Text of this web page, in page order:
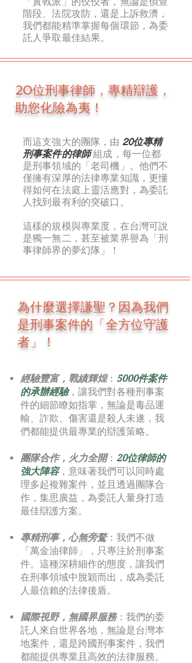
階段、法院攻防，還是上訴救濟，
我們都能精準掌握每個環節，為委
託人爭取最佳結果。
20位刑事律師，專精辯護，
助您化險為夷！
而這支強大的團隊，由 20位專精
刑事案件的律師組成，每一位都
是刑事領域的「老司機」。他們不
僅擁有深厚的法律專業知識，更懂
得如何在法庭上靈活應對，為委託
人找到最有利的突破口。
這樣的規模與專業度，在台灣可說
是獨一無二，甚至被業界譽為「刑
事律師界的夢幻隊」！
為什麼選擇謙聖？因為我們
是刑事案件的「全方位守護
者」！
經驗豐富，戰績輝煌： 5000件案件
的承辦經驗，讓我們對各種刑事案
件的細節瞭如指掌，無論是毒品運
輸、詐欺、傷害還是殺人未遂，我
們都能提供最專業的辯護策略。
團隊合作，火力全開： 20位律師的
強大陣容，意味著我們可以同時處
理多起複雜案件，並且透過團隊合
作，集思廣益，為委託人量身打造
最佳辯護方案。
專精刑事，心無旁騖：我們不做
「萬金油律師」，只專注於刑事案
件。這種深耕細作的態度，讓我們
在刑事領域中脫穎而出，成為委託
人最信賴的法律後盾。
國際視野，無國界服務：我們的委
託人來自世界各地，無論是台灣本
地案件，還是跨國刑事案件，我們
都能提供專業且高效的法律服務。